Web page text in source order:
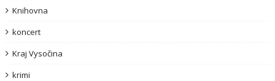
Knihovna
koncert
Kraj Vysočina
krimi